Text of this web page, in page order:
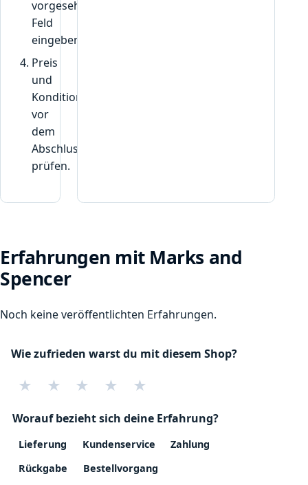
vorgesehenen
Feld
eingeben.
Preis
und
Konditionen
vor
dem
Abschluss
prüfen.
Erfahrungen mit Marks and
Spencer
Noch keine veröffentlichten Erfahrungen.
Wie zufrieden warst du mit diesem Shop?
★ ★ ★ ★ ★
Worauf bezieht sich deine Erfahrung?
Lieferung Kundenservice
Zahlung
Rückgabe
Bestellvorgang